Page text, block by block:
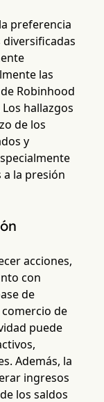
preferencia
las
Robinhood
hallazgos
de los
y
a la presión
acciones,
con
de
de
puede
Además, la
ingresos
los saldos